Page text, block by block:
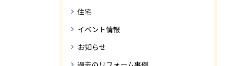
住宅
イベント情報
お知らせ